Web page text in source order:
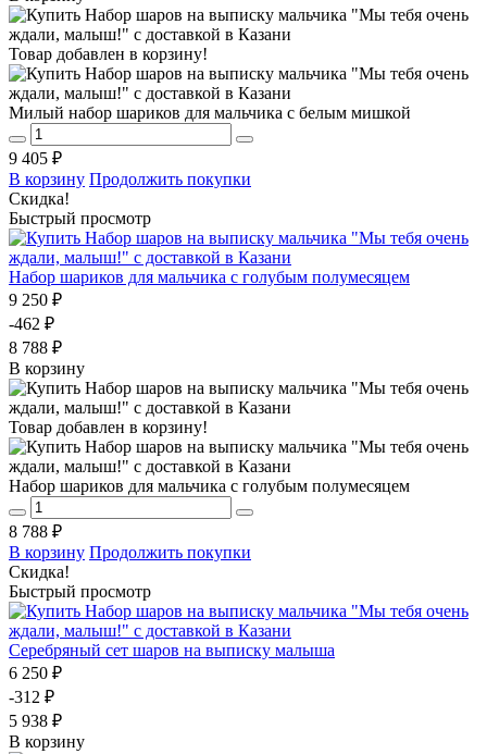
Товар добавлен в корзину!
Милый набор шариков для мальчика с белым мишкой
9 405 ₽
В корзину Продолжить покупки
Скидка!
Быстрый просмотр
Набор шариков для мальчика с голубым полумесяцем
9 250 ₽
-462 ₽
8 788 ₽
В корзину
Товар добавлен в корзину!
Набор шариков для мальчика с голубым полумесяцем
8 788 ₽
В корзину Продолжить покупки
Скидка!
Быстрый просмотр
Серебряный сет шаров на выписку малыша
6 250 ₽
-312 ₽
5 938 ₽
В корзину